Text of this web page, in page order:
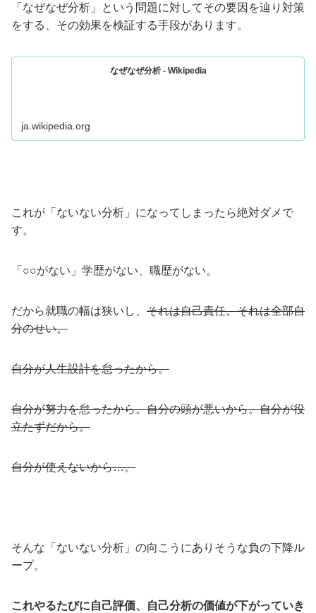
「なぜなぜ分析」という問題に対してその要因を辿り対策
をする、その効果を検証する手段があります。
なぜなぜ分析 - Wikipedia
ja.wikipedia.org
これが「ないない分析」になってしまったら絶対ダメで
す。
「○○がない」学歴がない、職歴がない。
だから就職の幅は狭いし、 それは自己責任。それは全部自
分のせい。
自分が人生設計を怠ったから。
自分が努力を怠ったから。自分の頭が悪いから。自分が役
立たずだから。
自分が使えないから…。
そんな「ないない分析」の向こうにありそうな負の下降ル
ープ。
これやるたびに自己評価、自己分析の価値が下がっていき